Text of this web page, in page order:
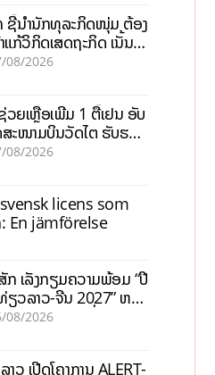
ຊີ້ນຳນັກທຸລະກິດໜຸ່ມ ຕ້ອງ
ກ້ວິກິດເສດຖະກິດ ເນັ້ນດຶງ
ນ, ຫັນສູ່ດິຈິຕອນ
08/2026
ວຍເຫຼືອເພີ່ມ 1 ຕື້ເຢນ ອັບ
ສະໜາມບິນວັດໄຕ ຮັບຮອງ
ບໂຕ
08/2026
licens som
En jämförelse
ກ ເລັ່ງກຽມຄວາມພ້ອມ “ປີ
ຽວລາວ-ຈີນ 2027” ຫວັງ
ສດຖະກິດທ້ອງຖິ່ນ
08/2026
າວ ເປີດໂຄງການ ALERT-